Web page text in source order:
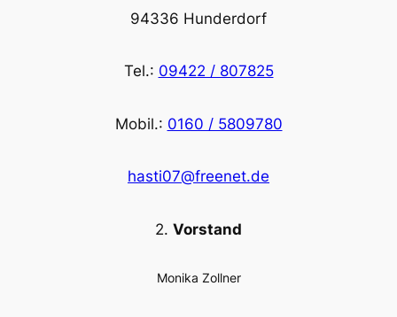
94336 Hunderdorf
Tel.: 09422 / 807825
Mobil.: 0160 / 5809780
hasti07@freenet.de
2. Vorstand
Monika Zollner